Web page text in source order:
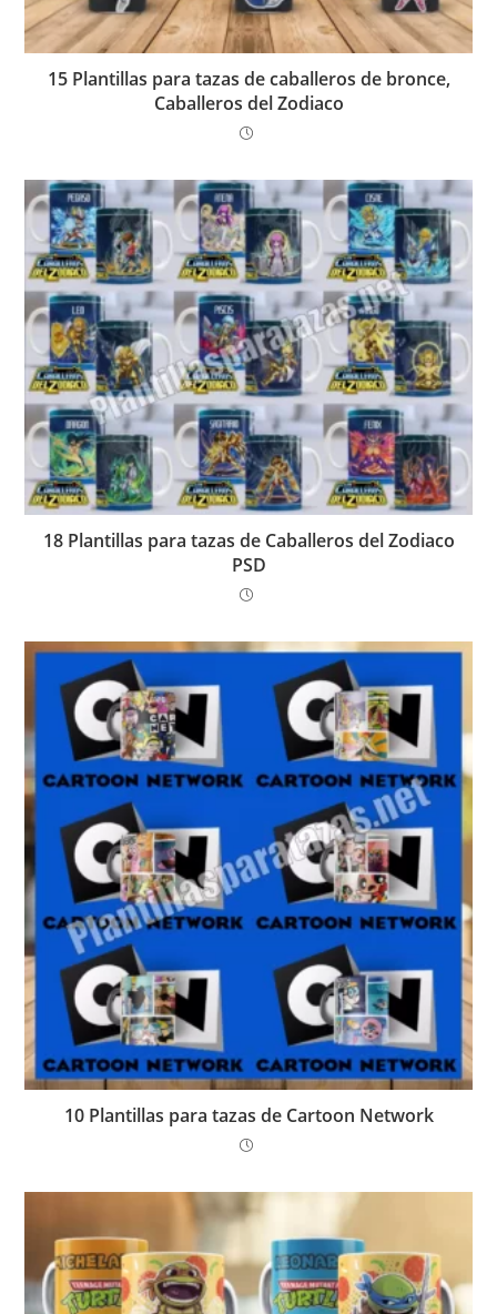
15 Plantillas para tazas de caballeros de bronce,
Caballeros del Zodiaco
18 Plantillas para tazas de Caballeros del Zodiaco
PSD
10 Plantillas para tazas de Cartoon Network